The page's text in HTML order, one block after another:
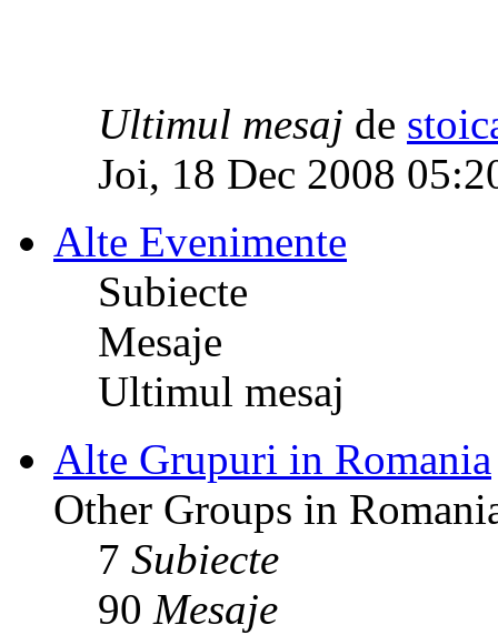
Ultimul mesaj de
Joi, 18 Dec 2008
Alte Evenimente
Subiecte
Mesaje
Ultimul mesaj
Alte Grupuri in Romania
Other Groups in
7 Subiecte
90 Mesaje